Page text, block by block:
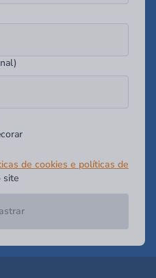
de cookies e políticas de
site